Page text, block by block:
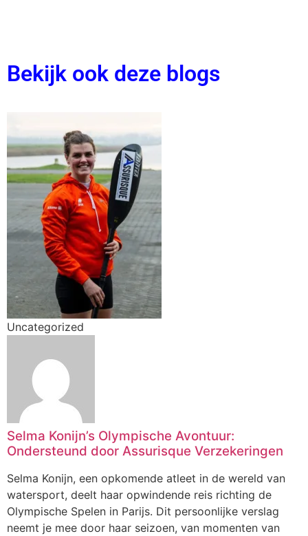
Bekijk ook deze blogs
Uncategorized
Selma Konijn’s Olympische Avontuur:
Ondersteund door Assurisque Verzekeringen
Selma Konijn, een opkomende atleet in de wereld van
watersport, deelt haar opwindende reis richting de
Olympische Spelen in Parijs. Dit persoonlijke verslag
neemt je mee door haar seizoen, van momenten van